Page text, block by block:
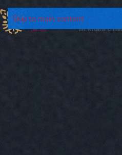
Skip to main content